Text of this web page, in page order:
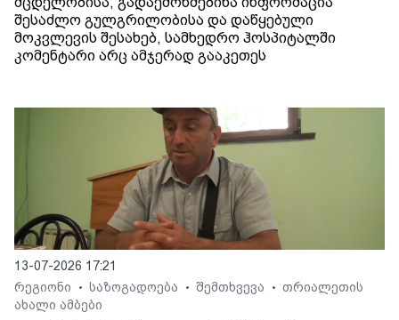
შესაძლო გულგრილობისა და დაწყებული
მოკვლევის შესახებ, სამხედრო ჰოსპიტალში
კომენტარი არც ამჯერად გააკეთეს
13-07-2026 17:21
რეგიონი
• საზოგადოება • შემთხვევა • თრიალეთის
ახალი ამბები